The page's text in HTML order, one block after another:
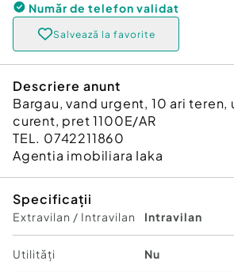
Număr de telefon validat
Salvează la favorite
Descriere anunt
Bargau, vand urgent, 10 ari
curent, pret 1100E/AR
TEL. 0742211860
Agentia imobiliara Iaka
Specificații
Extravilan / Intravilan Intravilan
Utilități Nu